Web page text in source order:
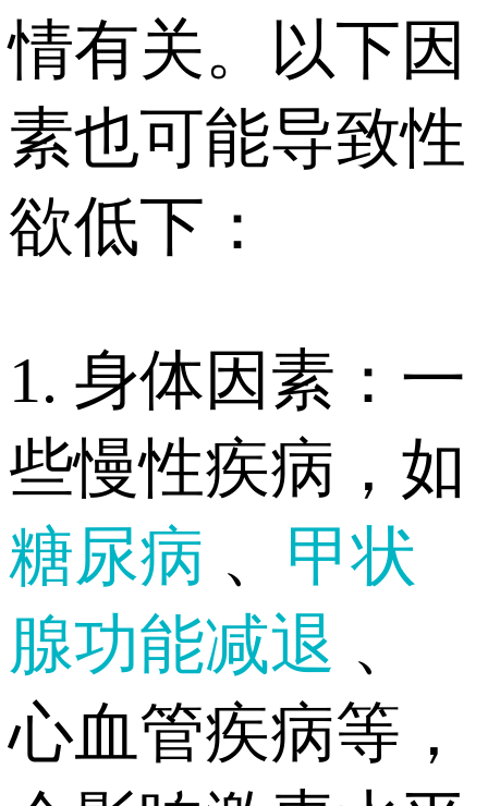
情有关。以下因
素也可能导致性
欲低下：
1. 身体因素：一
些慢性疾病，如
糖尿病 、 甲状
腺功能减退 、
心血管疾病等，